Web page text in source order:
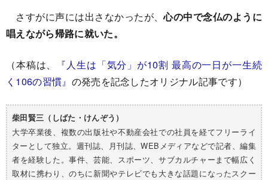
さすがに声には出さなかったが、心の中で念仏のように
唱えながら帰路に就いた。
（本稿は、
『人生は「気分」が10割 最高の一日が一生続
く106の習慣』 の発売を記念したオリジナル記事です）
柴田賢三（しばた・けんぞう）
大学卒業後、複数の出版社や不動産会社での社員を経てフリーライ
ターとして独立。週刊誌、月刊誌、WEBメディアなどで記者、編集
者を経験した。事件、芸能、スポーツ、サブカルチャーまで幅広く
取材に携わり、のちに新聞やテレビでも大きな話題になったスクー